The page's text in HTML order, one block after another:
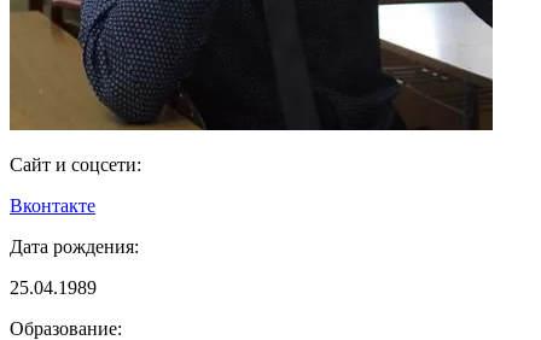
Сайт и соцсети:
Вконтакте
Дата рождения:
25.04.1989
Образование: